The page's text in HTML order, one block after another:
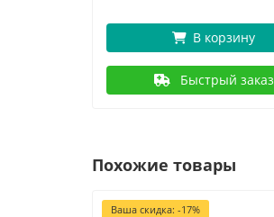
В корзину
Быстрый заказ
Похожие товары
Ваша скидка: -17%